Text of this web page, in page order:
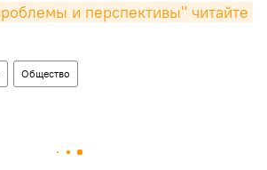
и перспективы" читайте
Общество